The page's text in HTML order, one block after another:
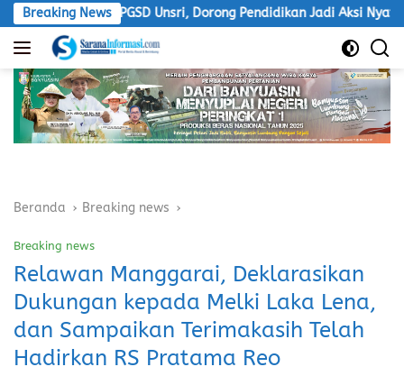
Langsung
ke
konten
Breaking News
PGSD Unsri, Dorong Pendidikan Jadi Aksi Nyata
Beranda Breaking news
Breaking news
Relawan Manggarai, Deklarasikan
Dukungan kepada Melki Laka Lena,
dan Sampaikan Terimakasih Telah
Hadirkan RS Pratama Reo